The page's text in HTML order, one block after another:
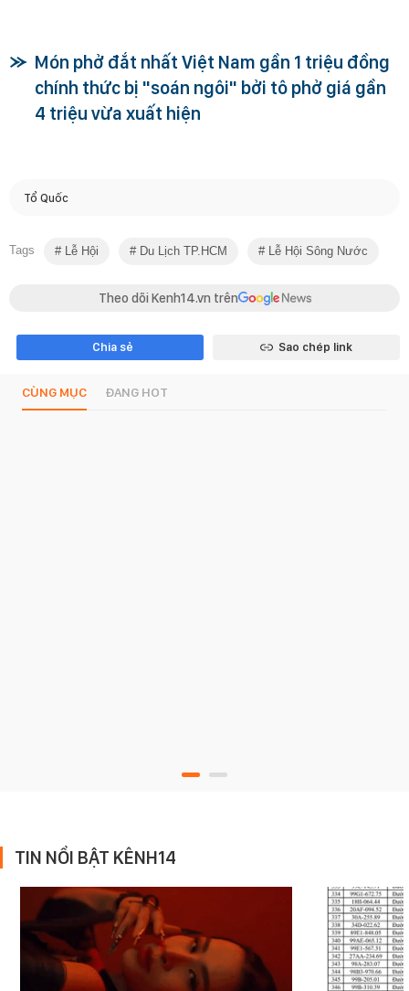
Món phở đắt nhất Việt Nam gần 1 triệu đồng
chính thức bị "soán ngôi" bởi tô phở giá gần
4 triệu vừa xuất hiện
Tổ Quốc
Tags Lễ Hội Du Lịch TP.HCM Lễ Hội Sông Nước
Theo dõi Kenh14.vn trên
Chia sẻ Sao chép link
CÙNG MỤC ĐANG HOT
TIN NỔI BẬT KÊNH14